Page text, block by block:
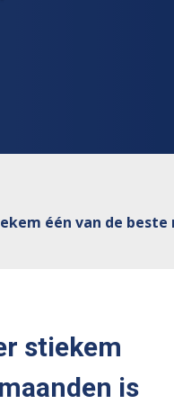
één van de
stiekem
is